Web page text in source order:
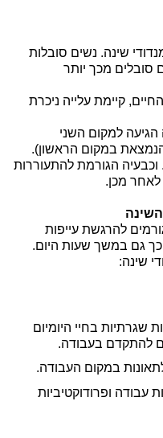
מנדודי שינה. נשים סובלות
סובלים מכך יותר
קיימת עלייה ניכרת
למקום השני
במקום הראשון).
וכבעיה הגורמת להתעוררות
לאחר מכן.
להרגשת עייפות
גם במשך שעות היום.
שינה:
שגרתיות בחיי היומיום
להתקדם בעבודה.
במקום העבודה.
עבודה ופרודוקטיביות